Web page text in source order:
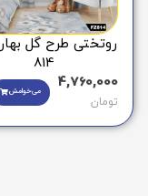
روتختی طرح گل
814
4,760,000
تومان
می‌خوامش